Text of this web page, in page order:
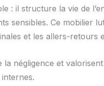
: il structure la vie de
sensibles. Ce mobilier
et les allers-retours
négligence et